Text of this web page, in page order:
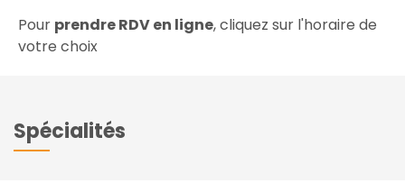
Pour prendre RDV en ligne, cliquez sur l'horaire de
votre choix
Spécialités